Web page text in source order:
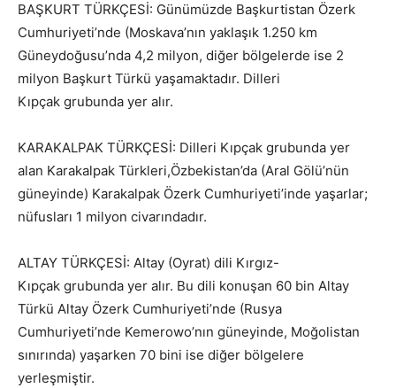
BAŞKURT TÜRKÇESİ: Günümüzde Başkurtistan Özerk
Cumhuriyeti’nde (Moskava’nın yaklaşık 1.250 km
Güneydoğusu’nda 4,2 milyon, diğer bölgelerde ise 2
milyon Başkurt Türkü yaşamaktadır. Dilleri
Kıpçak grubunda yer alır.
KARAKALPAK TÜRKÇESİ: Dilleri Kıpçak grubunda yer
alan Karakalpak Türkleri,Özbekistan’da (Aral Gölü’nün
güneyinde) Karakalpak Özerk Cumhuriyeti’inde yaşarlar;
nüfusları 1 milyon civarındadır.
ALTAY TÜRKÇESİ: Altay (Oyrat) dili Kırgız-
Kıpçak grubunda yer alır. Bu dili konuşan 60 bin Altay
Türkü Altay Özerk Cumhuriyeti’nde (Rusya
Cumhuriyeti’nde Kemerowo’nın güneyinde, Moğolistan
sınırında) yaşarken 70 bini ise diğer bölgelere
yerleşmiştir.